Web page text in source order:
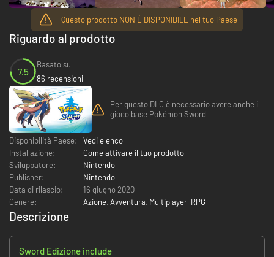
Questo prodotto NON È DISPONIBILE nel tuo Paese
Riguardo al prodotto
7.5
Basato su
86 recensioni
Per questo DLC è necessario avere anche il
gioco base Pokémon Sword
Disponibilità Paese:
Vedi elenco
Installazione:
Come attivare il tuo prodotto
Sviluppatore:
Nintendo
Publisher:
Nintendo
Data di rilascio:
16 giugno 2020
Genere:
Azione, Avventura, Multiplayer, RPG
Descrizione
Sword Edizione include